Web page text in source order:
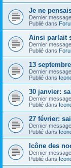
Je ne
Dernier
Publié dans
Ainsi parlait
Dernier
Publié dans
13
Dernier
Publié dans
30 janvier:
Dernier
Publié dans
27 février:
Dernier
Publié dans
Icône des
Dernier
Publié dans